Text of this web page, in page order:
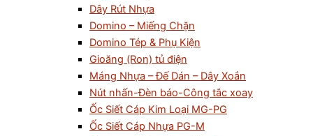
Dây Rút Nhựa
Domino – Miếng Chặn
Domino Tép & Phụ Kiện
Gioăng (Ron) tủ điện
Máng Nhựa – Đế Dán – Dây Xoắn
Nút nhấn-Đèn báo-Công tắc xoay
Ốc Siết Cáp Kim Loại MG-PG
Ốc Siết Cáp Nhựa PG-M